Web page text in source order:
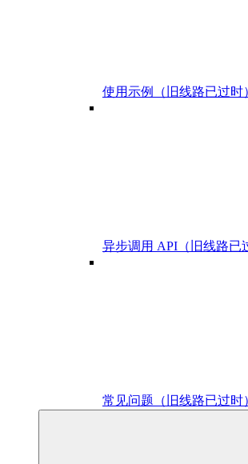
使用示例（旧线路已过时
异步调用 API（旧线路已
常见问题（旧线路已过时